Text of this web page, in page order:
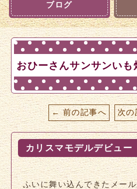
ブログ
おひーさんサンサンいも
← 前の記事へ 次
カリスマモデルデビュー
ふいに舞い込んできたメー